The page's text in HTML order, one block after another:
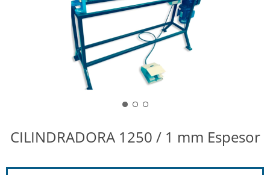
CILINDRADORA 1250 / 1 mm Espesor